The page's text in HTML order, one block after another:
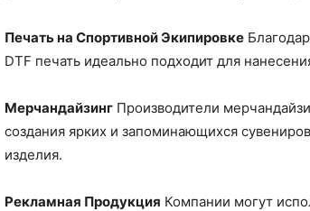
Печать на Спортивной Экипировке
DTF печать идеально подходит для
Мерчандайзинг Производители
создания ярких и запоминающихся
изделия.
Рекламная Продукция Компании могут